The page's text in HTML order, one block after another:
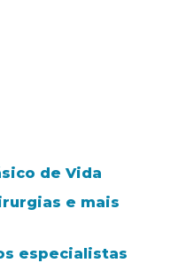
de Vida
e mais
especialistas